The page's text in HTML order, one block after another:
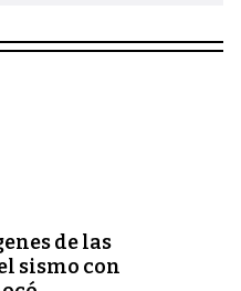
de las
sismo con